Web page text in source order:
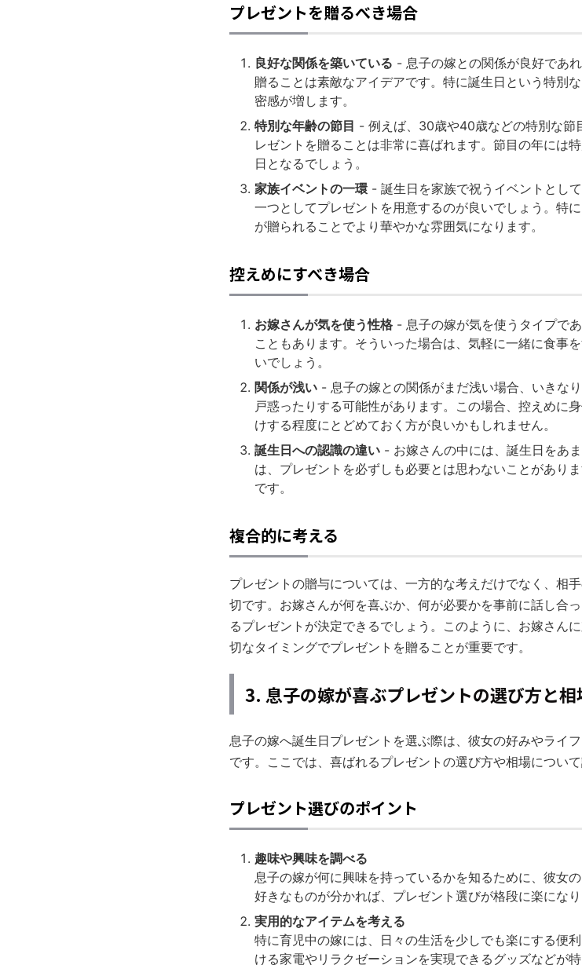
プレゼントを贈るべき場合
良好な関係を築いている - 息子の嫁との関係が良好であ
贈ることは素敵なアイデアです。特に誕生日という特別
密感が増します。
特別な年齢の節目 - 例えば、30歳や40歳などの特別な節
レゼントを贈ることは非常に喜ばれます。節目の年には
日となるでしょう。
家族イベントの一環 - 誕生日を家族で祝うイベントとし
一つとしてプレゼントを用意するのが良いでしょう。特
が贈られることでより華やかな雰囲気になります。
控えめにすべき場合
お嫁さんが気を使う性格 - 息子の嫁が気を使うタイプで
こともあります。そういった場合は、気軽に一緒に食事
いでしょう。
関係が浅い - 息子の嫁との関係がまだ浅い場合、いきな
戸惑ったりする可能性があります。この場合、控えめに
けする程度にとどめておく方が良いかもしれません。
誕生日への認識の違い - お嫁さんの中には、誕生日をあ
は、プレゼントを必ずしも必要とは思わないことがあり
です。
複合的に考える
プレゼントの贈与については、一方的な考えだけでなく、相
切です。お嫁さんが何を喜ぶか、何が必要かを事前に話し合
るプレゼントが決定できるでしょう。このように、お嫁さん
切なタイミングでプレゼントを贈ることが重要です。
3. 息子の嫁が喜ぶプレゼントの選び方と相
息子の嫁へ誕生日プレゼントを選ぶ際は、彼女の好みやライ
です。ここでは、喜ばれるプレゼントの選び方や相場について
プレゼント選びのポイント
趣味や興味を調べる
息子の嫁が何に興味を持っているかを知るために、彼女
好きなものが分かれば、プレゼント選びが格段に楽になり
実用的なアイテムを考える
特に育児中の嫁には、日々の生活を少しでも楽にする便
ける家電やリラクゼーションを実現できるグッズなどが特